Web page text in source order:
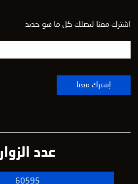
اشترك معنا ليصلك كل ما هو جديد
عدد الزوار
60595